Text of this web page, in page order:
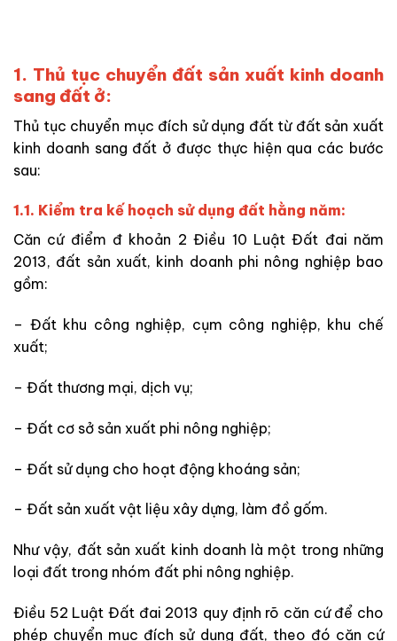
1. Thủ tục chuyển đất sản xuất kinh doanh
sang đất ở:
Thủ tục chuyển mục đích sử dụng đất từ đất sản xuất
kinh doanh sang đất ở được thực hiện qua các bước
sau:
1.1. Kiểm tra kế hoạch sử dụng đất hằng năm:
Căn cứ điểm đ khoản 2 Điều 10 Luật Đất đai năm
2013, đất sản xuất, kinh doanh phi nông nghiệp bao
gồm:
– Đất khu công nghiệp, cụm công nghiệp, khu chế
xuất;
– Đất thương mại, dịch vụ;
– Đất cơ sở sản xuất phi nông nghiệp;
– Đất sử dụng cho hoạt động khoáng sản;
– Đất sản xuất vật liệu xây dựng, làm đồ gốm.
Như vậy, đất sản xuất kinh doanh là một trong những
loại đất trong nhóm đất phi nông nghiệp.
Điều 52 Luật Đất đai 2013 quy định rõ căn cứ để cho
phép chuyển mục đích sử dụng đất, theo đó căn cứ